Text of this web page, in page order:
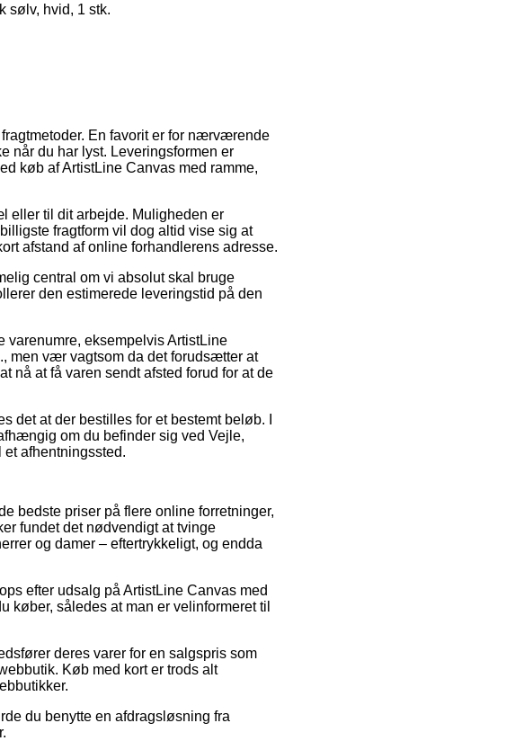
sølv, hvid, 1 stk.
En favorit er for nærværende
når du har lyst. Leveringsformen er
køb af ArtistLine Canvas med ramme,
eller til dit arbejde. Muligheden er
fragtform vil dog altid vise sig at
afstand af online forhandlerens adresse.
central om vi absolut skal bruge
den estimerede leveringstid på den
varenumre, eksempelvis ArtistLine
men vær vagtsom da det forudsætter at
nå at få varen sendt afsted forud for at de
at der bestilles for et bestemt beløb. I
om du befinder sig ved Vejle,
afhentningssted.
bedste priser på flere online forretninger,
fundet det nødvendigt at tvinge
og damer – eftertrykkeligt, og endda
efter udsalg på ArtistLine Canvas med
køber, således at man er velinformeret til
deres varer for en salgspris som
Køb med kort er trods alt
du benytte en afdragsløsning fra